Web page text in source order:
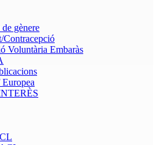
gènere
Contracepció
Voluntària Embaràs